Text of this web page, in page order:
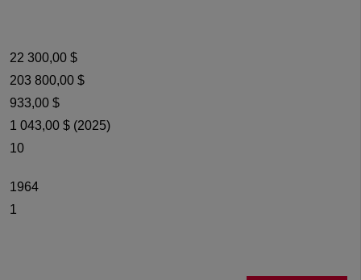
22 300,00 $
203 800,00 $
933,00 $
1 043,00 $ (2025)
10
1964
1